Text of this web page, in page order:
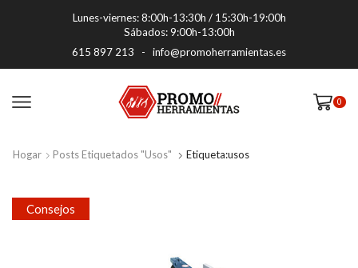
Lunes-viernes: 8:00h-13:30h / 15:30h-19:00h
Sábados: 9:00h-13:00h
615 897 213 - info@promoherramientas.es
0
Hogar Posts Etiquetados "usos" Etiqueta:usos
Consejos